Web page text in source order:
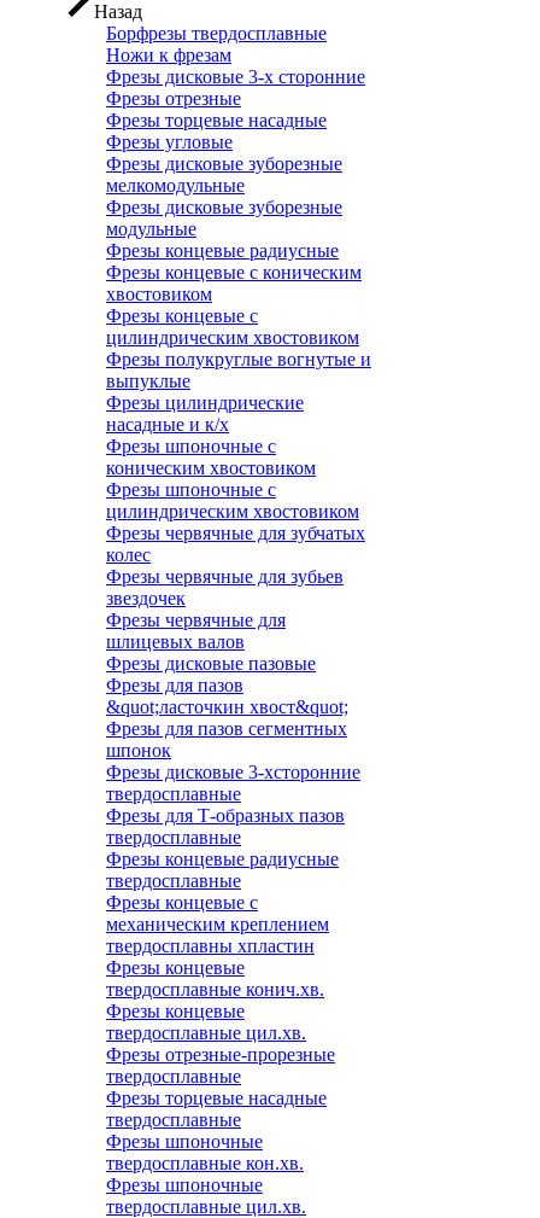
Назад
Борфрезы твердосплавные
Ножи к фрезам
Фрезы дисковые 3-х сторонние
Фрезы отрезные
Фрезы торцевые насадные
Фрезы угловые
Фрезы дисковые зуборезные
мелкомодульные
Фрезы дисковые зуборезные
модульные
Фрезы концевые радиусные
Фрезы концевые с коническим
хвостовиком
Фрезы концевые с
цилиндрическим хвостовиком
Фрезы полукруглые вогнутые и
выпуклые
Фрезы цилиндрические
насадные и к/х
Фрезы шпоночные с
коническим хвостовиком
Фрезы шпоночные с
цилиндрическим хвостовиком
Фрезы червячные для зубчатых
колес
Фрезы червячные для зубьев
звездочек
Фрезы червячные для
шлицевых валов
Фрезы дисковые пазовые
Фрезы для пазов
&quot;ласточкин хвост&quot;
Фрезы для пазов сегментных
шпонок
Фрезы дисковые 3-хсторонние
твердосплавные
Фрезы для Т-образных пазов
твердосплавные
Фрезы концевые радиусные
твердосплавные
Фрезы концевые с
механическим креплением
твердосплавны хпластин
Фрезы концевые
твердосплавные конич.хв.
Фрезы концевые
твердосплавные цил.хв.
Фрезы отрезные-прорезные
твердосплавные
Фрезы торцевые насадные
твердосплавные
Фрезы шпоночные
твердосплавные кон.хв.
Фрезы шпоночные
твердосплавные цил.хв.